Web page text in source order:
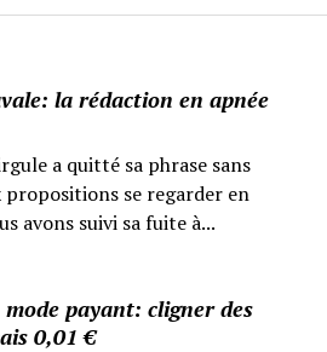
la rédaction en apnée
a quitté sa phrase sans
propositions se regarder en
avons suivi sa fuite à...
payant: cligner des
0,01 €